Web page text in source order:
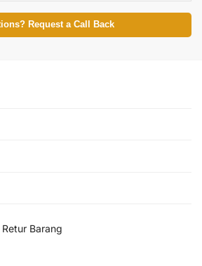
Request a Call Back
Barang